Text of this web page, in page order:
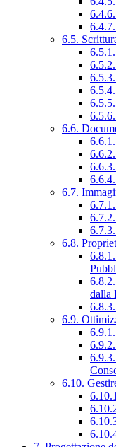
6.5.
6.6.
6.7.
6.8.
dalla
6.9.
6.10.